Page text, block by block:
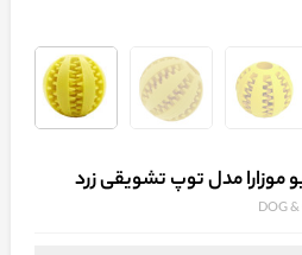
موزارا مدل توپ تشویقی زرد
DOG